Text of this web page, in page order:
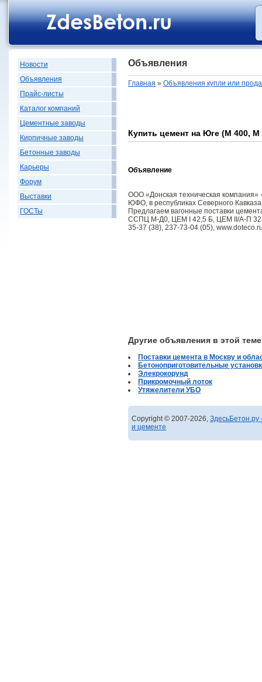
Новости
Объявления
Прайс-листы
Каталог компаний
Цементные заводы
Кирпичные заводы
Бетонные заводы
Карьеры
Форум
Выставки
ГОСТы
Объявления
Главная » Объявления купли или
Купить цемент на Юге (М 400, М
Объявление
ООО «Донская техническая
ЮФО, в республиках Северного
Предлагаем вагонные поставки
ССПЦ М-Д0, ЦЕМ I 42,5 Б, ЦЕМ II/А-П
35-37 (38), 237-73-04 (05),
Другие объявления в этой теме
Поставки цемента в Москву и
Бетоноприготовительные
Элекрокорунд
Прикромочный лоток
Утяжелители УБО
Copyright © 2007-2026,
и цементе